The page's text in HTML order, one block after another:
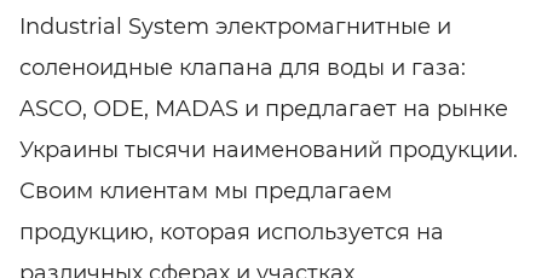
Industrial System электромагнитные и
соленоидные клапана для воды и газа:
ASCO, ODE, MADAS и предлагает на рынке
Украины тысячи наименований продукции.
Своим клиентам мы предлагаем
продукцию, которая используется на